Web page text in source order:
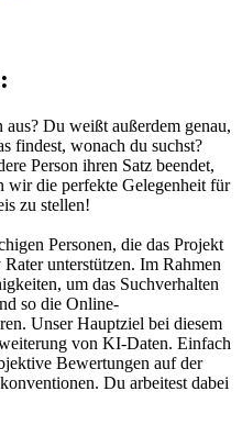
Du weißt außerdem genau,
findest, wonach du suchst?
Person ihren Satz beendet,
wir die perfekte Gelegenheit für
zu stellen!
Personen, die das Projekt
unterstützen. Im Rahmen
um das Suchverhalten
so die Online-
Unser Hauptziel bei diesem
von KI-Daten. Einfach
Bewertungen auf der
Du arbeitest dabei